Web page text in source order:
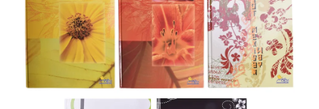
Extra výpredaj zásob Výpredaj BTS